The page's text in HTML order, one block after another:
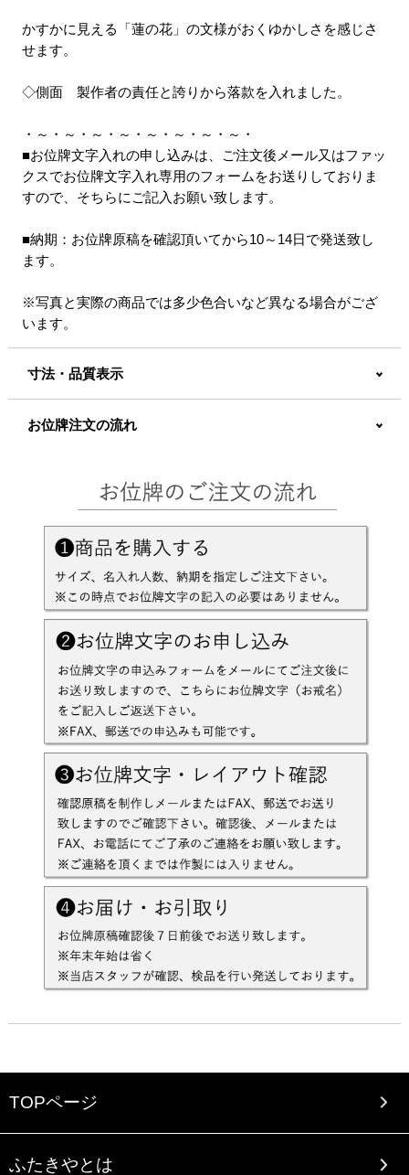
かすかに見える「蓮の花」の文様がおくゆかしさを感じさ
せます。
◇側面 製作者の責任と誇りから落款を入れました。
・～・～・～・～・～・～・～・～・
■お位牌文字入れの申し込みは、ご注文後メール又はファッ
クスでお位牌文字入れ専用のフォームをお送りしておりま
すので、そちらにご記入お願い致します。
■納期：お位牌原稿を確認頂いてから10～14日で発送致し
ます。
※写真と実際の商品では多少色合いなど異なる場合がござ
います。
寸法・品質表示
お位牌注文の流れ
TOPページ
ふたきやとは